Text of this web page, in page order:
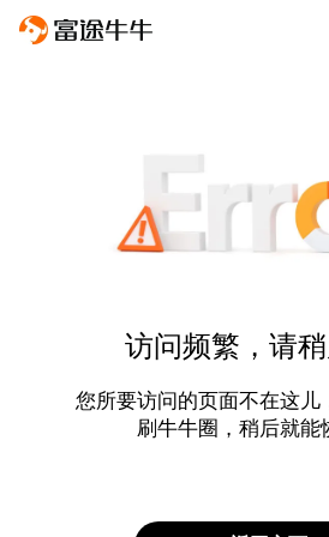
访问频繁，请
您所要访问的页面不在这儿
刷牛牛圈，稍后就能